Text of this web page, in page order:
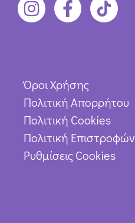
Όροι Χρήσης
Πολιτική Απορρήτου
Πολιτική Cookies
Πολιτική Επιστροφών
Ρυθμίσεις Cookies